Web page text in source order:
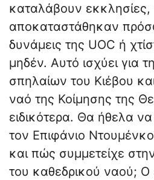
καταλάβουν εκκλησίες,
αποκαταστάθηκαν
δυνάμεις της UOC ή
μηδέν. Αυτό ισχύει για
σπηλαίων του Κιέβου
ναό της Κοίμησης της
ειδικότερα. Θα ήθελα
τον Επιφάνιο
και πώς συμμετείχε
του καθεδρικού ναού; Ο